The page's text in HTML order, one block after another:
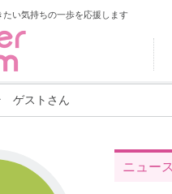
い気持ちの一歩を応援します
ゲストさん
ニュース